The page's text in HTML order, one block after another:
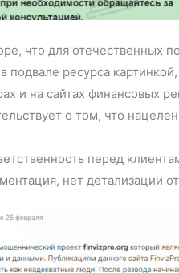
что для отечественных
подвале ресурса
и на сайтах финансовых
о том, что
перед
нет детализации